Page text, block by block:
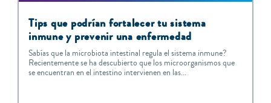
Tips que podrían fortalecer tu sistema
inmune y prevenir una enfermedad
Sabías que la microbiota intestinal regula el sistema inmune?
Recientemente se ha descubierto que los microorganismos que
se encuentran en el intestino intervienen en las...